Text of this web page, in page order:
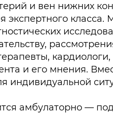
и вен нижних
экспертного
и его мнения.
индивидуальной
амбулаторно —